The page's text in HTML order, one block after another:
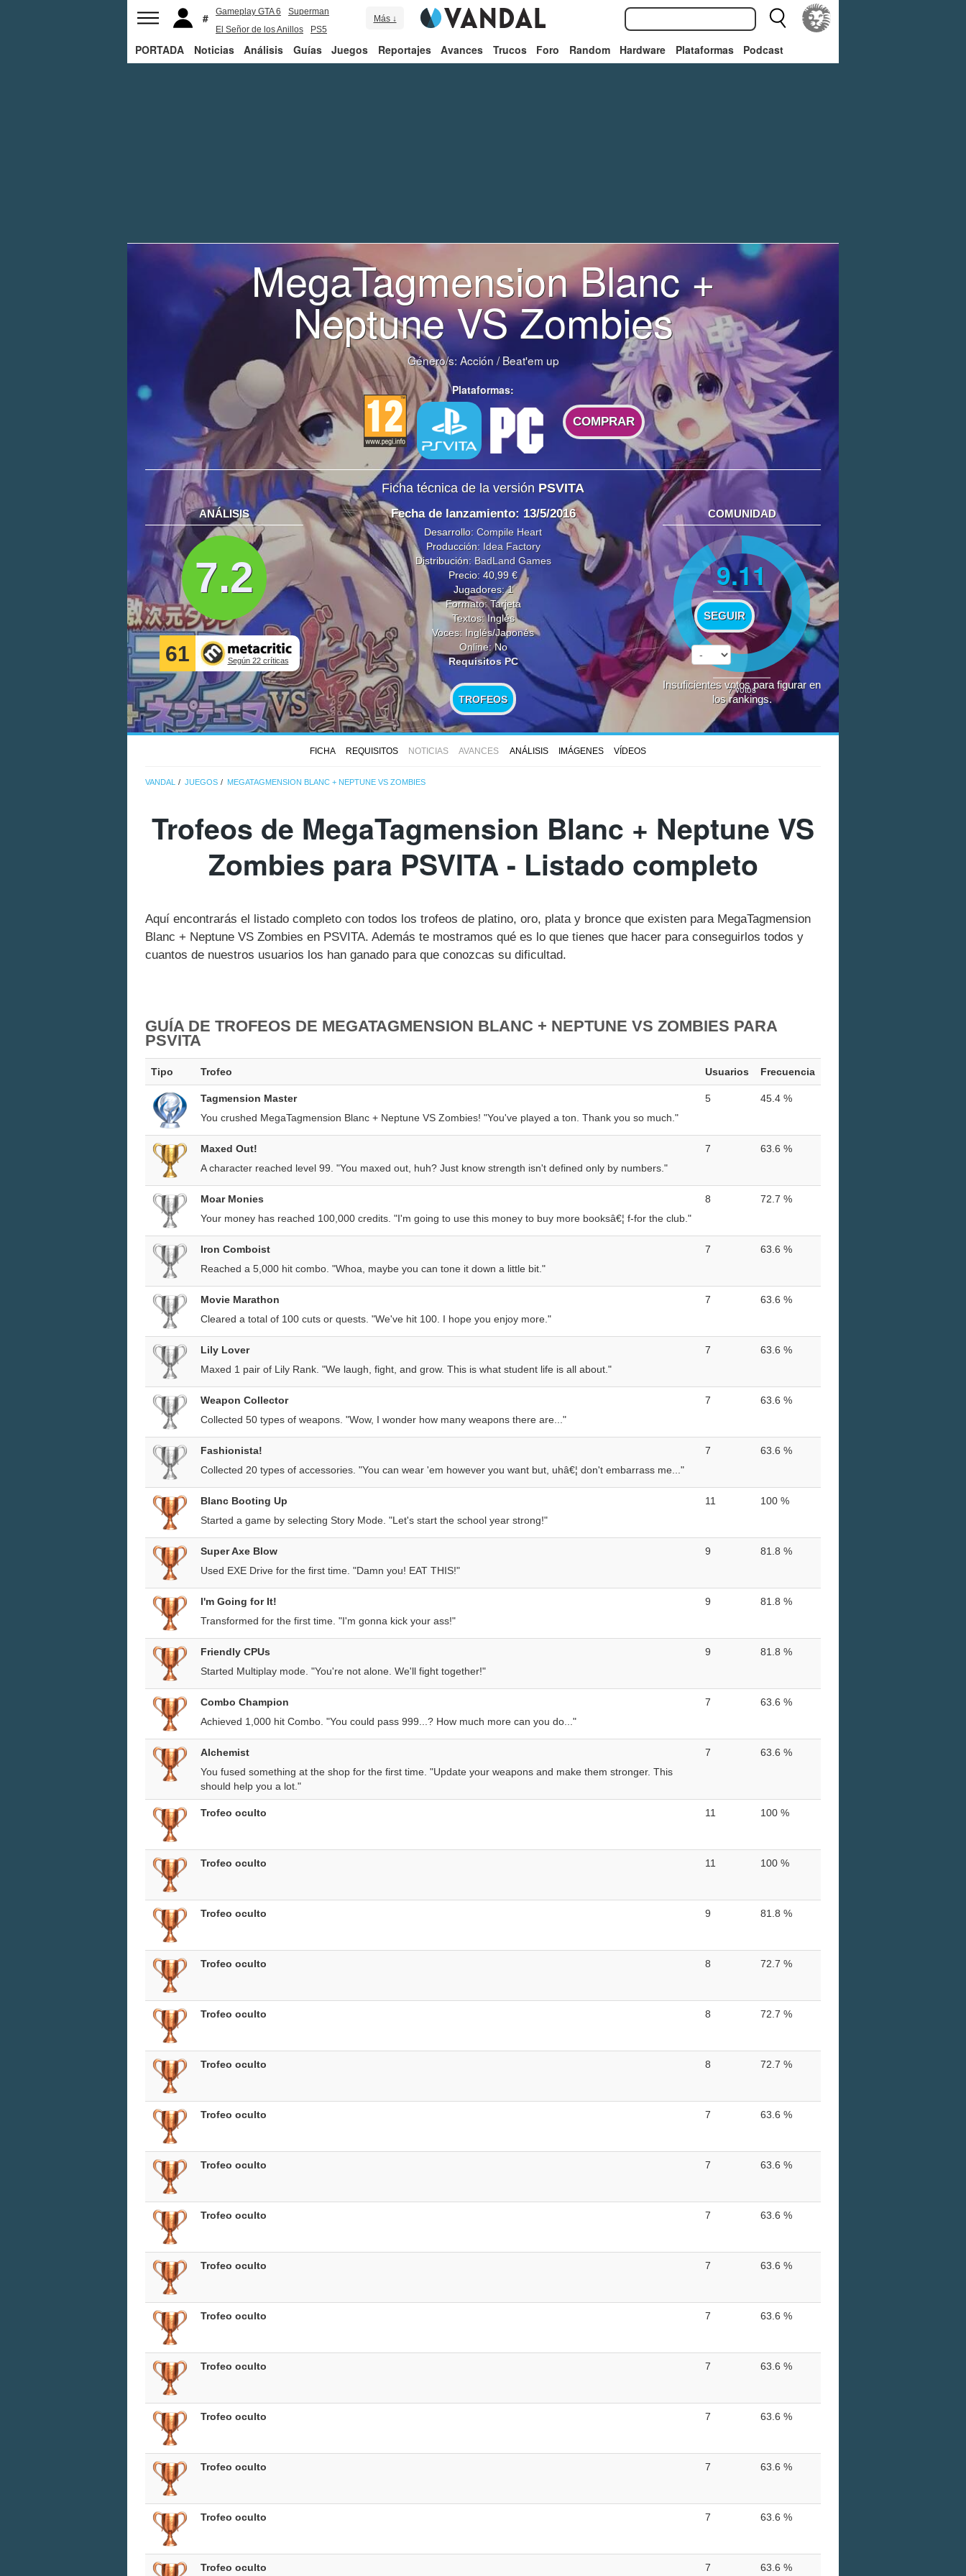
Gameplay GTA 6
Superman
El Señor de los Anillos
PS5
Más ↓
PORTADA Noticias Análisis Guías Juegos Reportajes Avances Trucos Foro Random Hardware Plataformas Podcast
MegaTagmension Blanc +
Neptune VS Zombies
Género/s:Acción/Beat'em up
Plataformas:
COMPRAR
Ficha técnica de la versión PSVITA
ANÁLISIS
7.2
61 Según 22 críticas
Fecha de lanzamiento: 13/5/2016
Desarrollo: Compile Heart
Producción: Idea Factory
Distribución: BadLand Games
Precio: 40,99 €
Jugadores: 1
Formato: Tarjeta
Textos: Inglés
Voces: Inglés/Japonés
Online: No
Requisitos PC
TROFEOS
COMUNIDAD
9.11
SEGUIR
7votos
Insuficientes votos para figurar en
los rankings.
FICHA REQUISITOS NOTICIAS AVANCES ANÁLISIS IMÁGENES VÍDEOS
VANDAL JUEGOS MEGATAGMENSION BLANC + NEPTUNE VS ZOMBIES
Trofeos de MegaTagmension Blanc + Neptune VS
Zombies para PSVITA - Listado completo
Aquí encontrarás el listado completo con todos los trofeos de platino, oro, plata y bronce que existen para MegaTagmension
Blanc + Neptune VS Zombies en PSVITA. Además te mostramos qué es lo que tienes que hacer para conseguirlos todos y
cuantos de nuestros usuarios los han ganado para que conozcas su dificultad.
GUÍA DE TROFEOS DE MEGATAGMENSION BLANC + NEPTUNE VS ZOMBIES PARA
PSVITA
Tipo Trofeo Usuarios Frecuencia
Tagmension Master
You crushed MegaTagmension Blanc + Neptune VS Zombies! "You've played a ton. Thank you so much."
5 45.4 %
Maxed Out!
A character reached level 99. "You maxed out, huh? Just know strength isn't defined only by numbers."
7 63.6 %
Moar Monies
Your money has reached 100,000 credits. "I'm going to use this money to buy more booksâ€¦ f-for the club."
8 72.7 %
Iron Comboist
Reached a 5,000 hit combo. "Whoa, maybe you can tone it down a little bit."
7 63.6 %
Movie Marathon
Cleared a total of 100 cuts or quests. "We've hit 100. I hope you enjoy more."
7 63.6 %
Lily Lover
Maxed 1 pair of Lily Rank. "We laugh, fight, and grow. This is what student life is all about."
7 63.6 %
Weapon Collector
Collected 50 types of weapons. "Wow, I wonder how many weapons there are..."
7 63.6 %
Fashionista!
Collected 20 types of accessories. "You can wear 'em however you want but, uhâ€¦ don't embarrass me..."
7 63.6 %
Blanc Booting Up
Started a game by selecting Story Mode. "Let's start the school year strong!"
11 100 %
Super Axe Blow
Used EXE Drive for the first time. "Damn you! EAT THIS!"
9 81.8 %
I'm Going for It!
Transformed for the first time. "I'm gonna kick your ass!"
9 81.8 %
Friendly CPUs
Started Multiplay mode. "You're not alone. We'll fight together!"
9 81.8 %
Combo Champion
Achieved 1,000 hit Combo. "You could pass 999...? How much more can you do..."
7 63.6 %
Alchemist
You fused something at the shop for the first time. "Update your weapons and make them stronger. This
should help you a lot."
7 63.6 %
Trofeo oculto 11 100 %
Trofeo oculto 11 100 %
Trofeo oculto 9 81.8 %
Trofeo oculto 8 72.7 %
Trofeo oculto 8 72.7 %
Trofeo oculto 8 72.7 %
Trofeo oculto 7 63.6 %
Trofeo oculto 7 63.6 %
Trofeo oculto 7 63.6 %
Trofeo oculto 7 63.6 %
Trofeo oculto 7 63.6 %
Trofeo oculto 7 63.6 %
Trofeo oculto 7 63.6 %
Trofeo oculto 7 63.6 %
Trofeo oculto 7 63.6 %
Trofeo oculto 7 63.6 %